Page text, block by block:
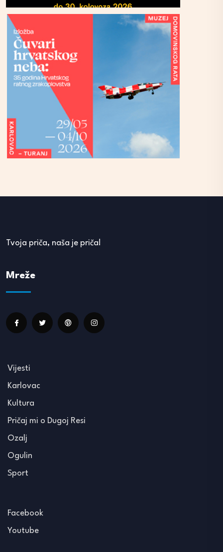
Tvoja priča, naša je priča!
Mreže
Vijesti
Karlovac
Kultura
Pričaj mi o Dugoj Resi
Ozalj
Ogulin
Sport
Facebook
Youtube